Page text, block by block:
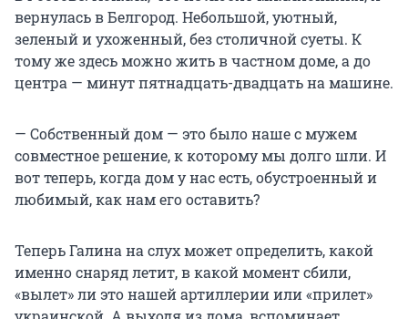
вернулась в Белгород. Небольшой, уютный,
зеленый и ухоженный, без столичной суеты. К
тому же здесь можно жить в частном доме, а до
центра — минут пятнадцать-двадцать на машине.
— Собственный дом — это было наше с мужем
совместное решение, к которому мы долго шли. И
вот теперь, когда дом у нас есть, обустроенный и
любимый, как нам его оставить?
Теперь Галина на слух может определить, какой
именно снаряд летит, в какой момент сбили,
«вылет» ли это нашей артиллерии или «прилет»